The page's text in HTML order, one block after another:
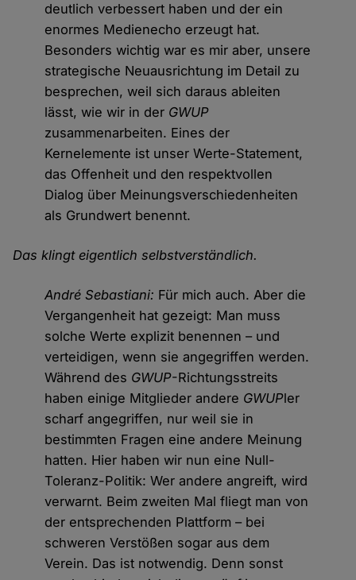
deutlich verbessert haben und der ein
enormes Medienecho erzeugt hat.
Besonders wichtig war es mir aber, unsere
strategische Neuausrichtung im Detail zu
besprechen, weil sich daraus ableiten
lässt, wie wir in der GWUP
zusammenarbeiten. Eines der
Kernelemente ist unser Werte-Statement,
das Offenheit und den respektvollen
Dialog über Meinungsverschiedenheiten
als Grundwert benennt.
Das klingt eigentlich selbstverständlich.
André Sebastiani: Für mich auch. Aber die
Vergangenheit hat gezeigt: Man muss
solche Werte explizit benennen – und
verteidigen, wenn sie angegriffen werden.
Während des GWUP-Richtungsstreits
haben einige Mitglieder andere GWUPler
scharf angegriffen, nur weil sie in
bestimmten Fragen eine andere Meinung
hatten. Hier haben wir nun eine Null-
Toleranz-Politik: Wer andere angreift, wird
verwarnt. Beim zweiten Mal fliegt man von
der entsprechenden Plattform – bei
schweren Verstößen sogar aus dem
Verein. Das ist notwendig. Denn sonst